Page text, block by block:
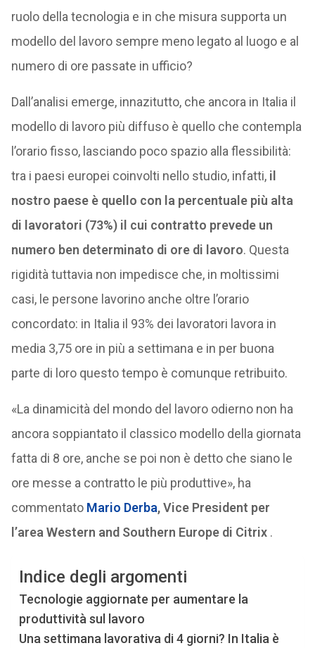
ruolo della tecnologia e in che misura supporta un
modello del lavoro sempre meno legato al luogo e al
numero di ore passate in ufficio?
Dall’analisi emerge, innazitutto, che ancora in Italia il
modello di lavoro più diffuso è quello che contempla
l’orario fisso, lasciando poco spazio alla flessibilità:
tra i paesi europei coinvolti nello studio, infatti, il
nostro paese è quello con la percentuale più alta
di lavoratori (73%) il cui contratto prevede un
numero ben determinato di ore di lavoro. Questa
rigidità tuttavia non impedisce che, in moltissimi
casi, le persone lavorino anche oltre l’orario
concordato: in Italia il 93% dei lavoratori lavora in
media 3,75 ore in più a settimana e in per buona
parte di loro questo tempo è comunque retribuito.
«La dinamicità del mondo del lavoro odierno non ha
ancora soppiantato il classico modello della giornata
fatta di 8 ore, anche se poi non è detto che siano le
ore messe a contratto le più produttive», ha
commentato Mario Derba, Vice President per
l’area Western and Southern Europe di Citrix.
Indice degli argomenti
Tecnologie aggiornate per aumentare la
produttività sul lavoro
Una settimana lavorativa di 4 giorni? In Italia è